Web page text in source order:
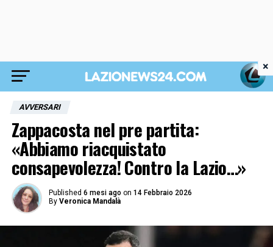
AVVERSARI
Zappacosta nel pre partita:
«Abbiamo riacquistato
consapevolezza! Contro la Lazio…»
Published 6 mesi ago on 14 Febbraio 2026
By Veronica Mandalà
×